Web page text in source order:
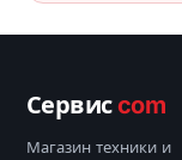
Сервисcom
Магазин техники и